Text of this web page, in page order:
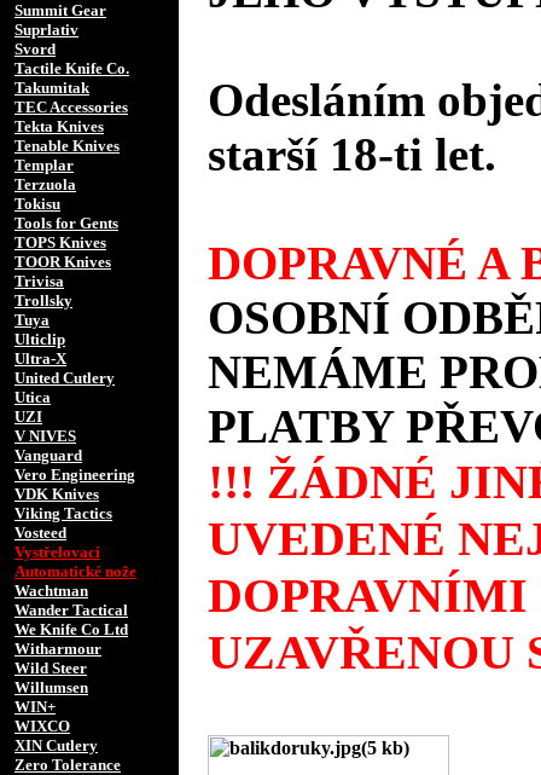
Summit Gear
Suprlativ
Svord
Tactile Knife Co.
Takumitak
TEC Accessories
Tekta Knives
Tenable Knives
Templar
Terzuola
Tokisu
Tools for Gents
TOPS Knives
TOOR Knives
Trivisa
Trollsky
Tuya
Ulticlip
Ultra-X
United Cutlery
Utica
UZI
V NIVES
Vanguard
Vero Engineering
VDK Knives
Viking Tactics
Vosteed
Vystřelovací
Automatické nože
Wachtman
Wander Tactical
We Knife Co Ltd
Witharmour
Wild Steer
Willumsen
WIN+
WIXCO
XIN Cutlery
Zero Tolerance
Odesláním
starší 18-ti let.
DOPRAVNÉ A
OSOBNÍ
NEMÁME
PLATBY
!!! ŽÁDNÉ
UVEDENÉ
UZAVŘENOU